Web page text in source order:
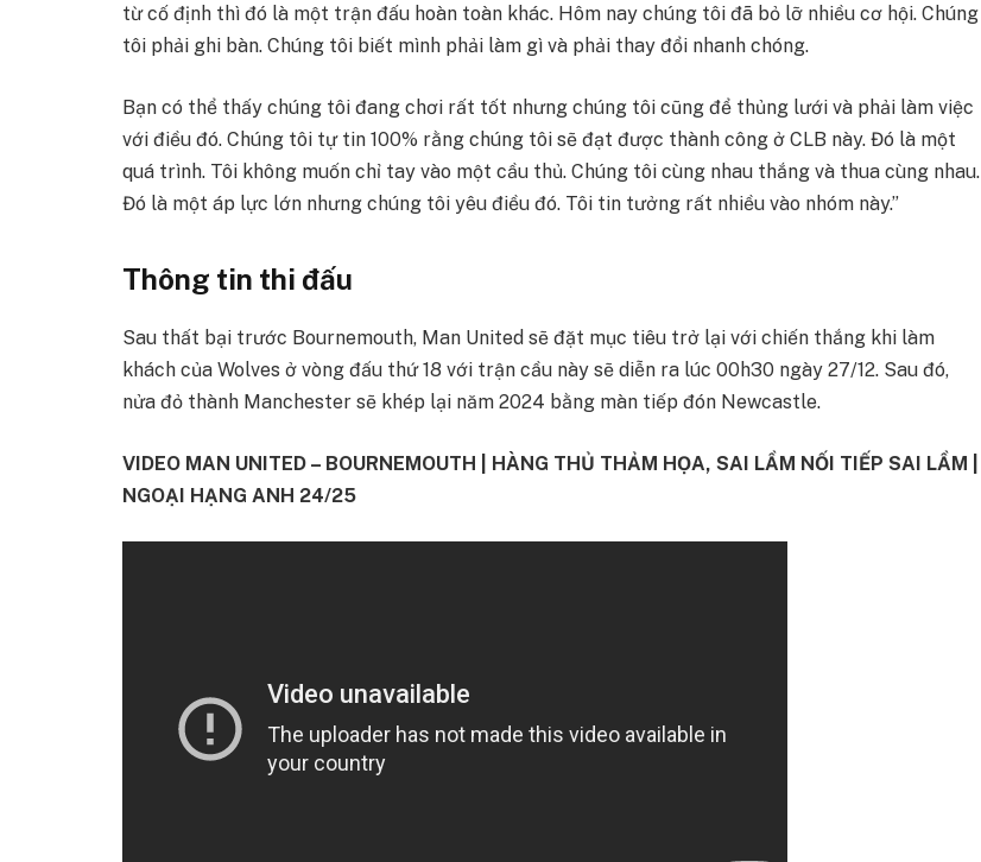
từ cố định thì đó là một trận đấu hoàn toàn khác. Hôm nay chúng tôi đã bỏ lỡ nhiều cơ hội. Chúng
tôi phải ghi bàn. Chúng tôi biết mình phải làm gì và phải thay đổi nhanh chóng.
Bạn có thể thấy chúng tôi đang chơi rất tốt nhưng chúng tôi cũng để thủng lưới và phải làm việc
với điều đó. Chúng tôi tự tin 100% rằng chúng tôi sẽ đạt được thành công ở CLB này. Đó là một
quá trình. Tôi không muốn chỉ tay vào một cầu thủ. Chúng tôi cùng nhau thắng và thua cùng nhau.
Đó là một áp lực lớn nhưng chúng tôi yêu điều đó. Tôi tin tưởng rất nhiều vào nhóm này.”
Thông tin thi đấu
Sau thất bại trước Bournemouth, Man United sẽ đặt mục tiêu trở lại với chiến thắng khi làm
khách của Wolves ở vòng đấu thứ 18 với trận cầu này sẽ diễn ra lúc 00h30 ngày 27/12. Sau đó,
nửa đỏ thành Manchester sẽ khép lại năm 2024 bằng màn tiếp đón Newcastle.
VIDEO MAN UNITED – BOURNEMOUTH | HÀNG THỦ THẢM HỌA, SAI LẦM NỐI TIẾP SAI LẦM |
NGOẠI HẠNG ANH 24/25